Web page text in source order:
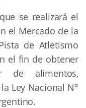
se realizará el
el Mercado de la
de Atletismo
el fin de obtener
de alimentos,
Ley Nacional N°